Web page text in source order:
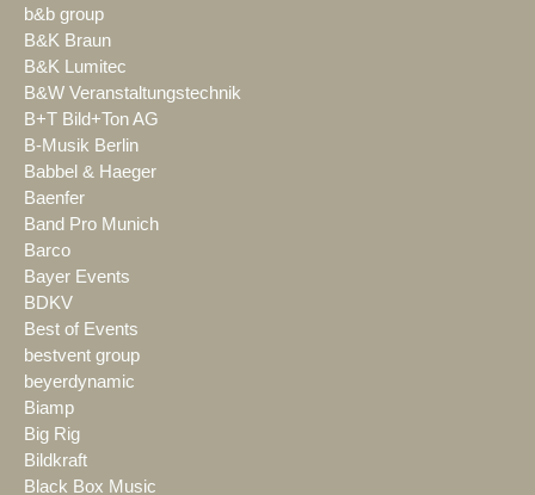
b&b group
B&K Braun
B&K Lumitec
B&W Veranstaltungstechnik
B+T Bild+Ton AG
B-Musik Berlin
Babbel & Haeger
Baenfer
Band Pro Munich
Barco
Bayer Events
BDKV
Best of Events
bestvent group
beyerdynamic
Biamp
Big Rig
Bildkraft
Black Box Music